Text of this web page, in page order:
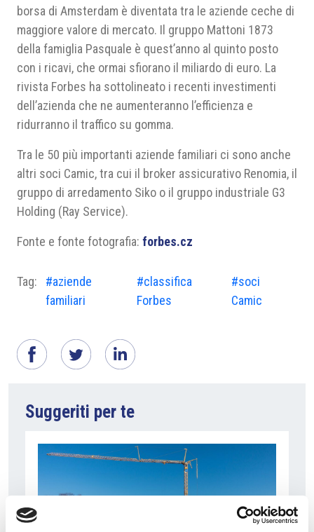
borsa di Amsterdam è diventata tra le aziende ceche di
maggiore valore di mercato. Il gruppo Mattoni 1873
della famiglia Pasquale è quest’anno al quinto posto
con i ricavi, che ormai sfiorano il miliardo di euro. La
rivista Forbes ha sottolineato i recenti investimenti
dell’azienda che ne aumenteranno l’efficienza e
ridurranno il traffico su gomma.
Tra le 50 più importanti aziende familiari ci sono anche
altri soci Camic, tra cui il broker assicurativo Renomia, il
gruppo di arredamento Siko o il gruppo industriale G3
Holding (Ray Service).
Fonte e fonte fotografia: forbes.cz
Tag:
#aziende
familiari
#classifica
Forbes
#soci
Camic
Suggeriti per te